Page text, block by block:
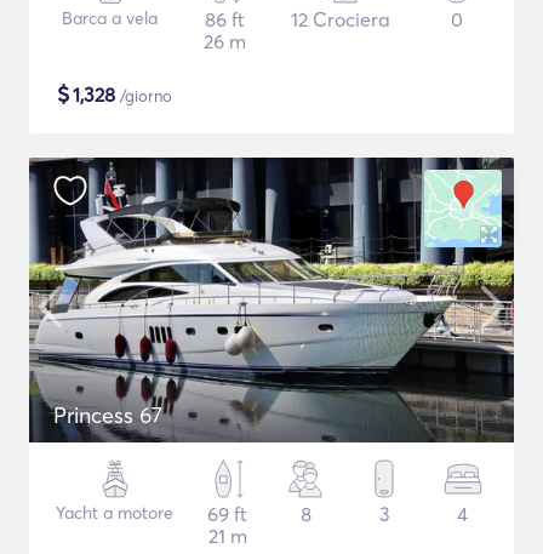
Barca a vela
86 ft
26 m
12 Crociera 0
$1,328 /giorno
Princess 67
Yacht a motore
69 ft
21 m
8 3 4